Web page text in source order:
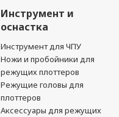
Инструмент и
оснастка
Инструмент для ЧПУ
Ножи и пробойники для
режущих плоттеров
Режущие головы для
плоттеров
Аксессуары для режущих